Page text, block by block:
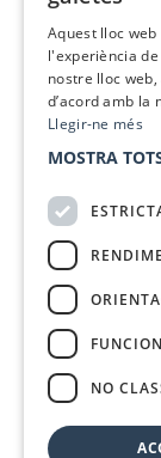
Aquest lloc
l'experiència
nostre lloc
d’acord amb la
Llegir-ne més
MOSTRA
NO